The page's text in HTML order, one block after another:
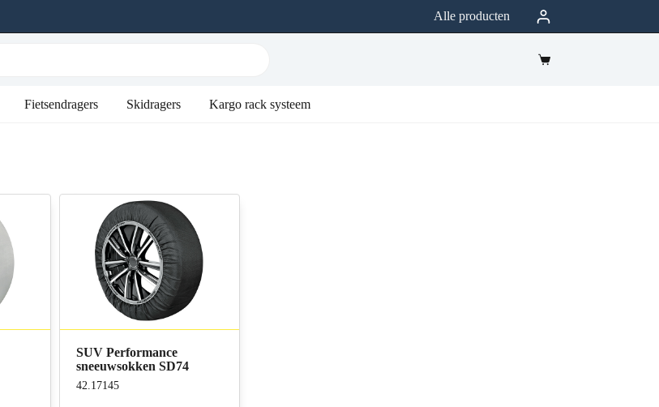
Alle producten
Fietsendragers Skidragers Kargo rack systeem
SUV Performance
sneeuwsokken SD74
42.17145